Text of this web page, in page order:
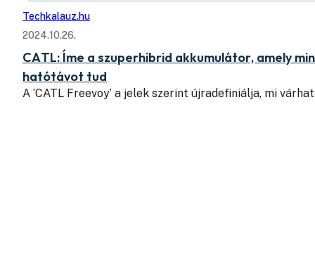
Techkalauz.hu
2024.10.26.
CATL: Íme a szuperhibrid akkumulátor, amely
hatótávot tud
A ’CATL Freevoy’ a jelek szerint újradefiniálja, mi